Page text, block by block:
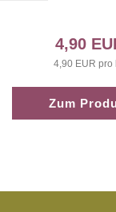
4,90
4,90 EUR pro
Zum